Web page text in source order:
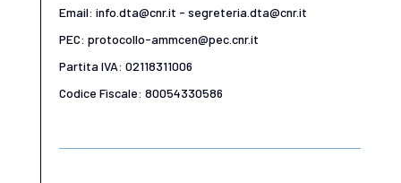
Email: info.dta@cnr.it - segreteria.dta@cnr.it
PEC: protocollo-ammcen@pec.cnr.it
Partita IVA: 02118311006
Codice Fiscale: 80054330586